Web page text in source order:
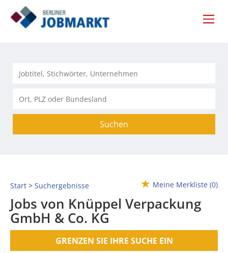
Suchen
Start Suchergebnisse Meine Merkliste (0)
Jobs von Knüppel Verpackung
GmbH & Co. KG
GRENZEN SIE IHRE SUCHE EIN